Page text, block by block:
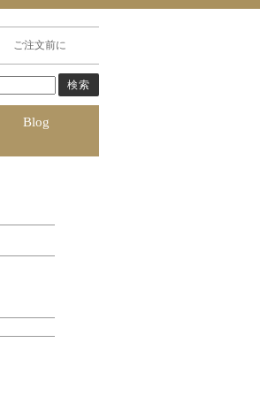
ご注文前に
Blog